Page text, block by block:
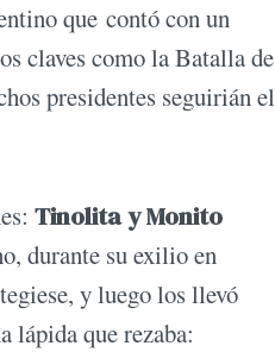
que contó con un
claves como la Batalla de
presidentes seguirián el
Tinolita y Monito
durante su exilio en
y luego los llevó
lápida que rezaba: